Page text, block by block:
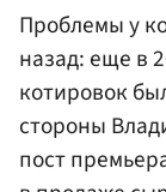
Проблемы у
назад: еще в
котировок
стороны
пост